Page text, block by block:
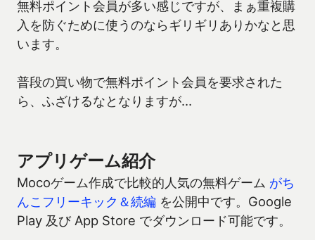
無料ポイント会員が多い感じですが、まぁ重複購
入を防ぐために使うのならギリギリありかなと思
います。
普段の買い物で無料ポイント会員を要求された
ら、ふざけるなとなりますが…
アプリゲーム紹介
Mocoゲーム作成で比較的人気の無料ゲーム がち
んこフリーキック＆続編 を公開中です。Google
Play 及び App Store でダウンロード可能です。